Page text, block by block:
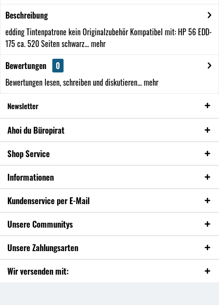
Beschreibung
edding Tintenpatrone kein Originalzubehör Kompatibel mit: HP 56 EDD-
175 ca. 520 Seiten schwarz...mehr
Bewertungen
0
Bewertungen lesen, schreiben und diskutieren...mehr
Newsletter
Ahoi du Büropirat
Shop Service
Informationen
Kundenservice per E-Mail
Unsere Communitys
Unsere Zahlungsarten
Wir versenden mit: